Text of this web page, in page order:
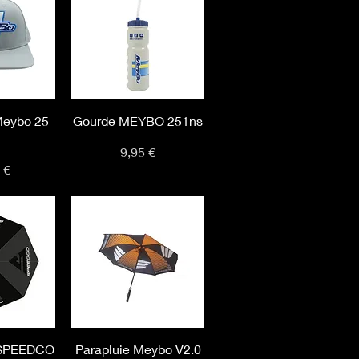
25
€
Aperçu rapide
Gourde MEYBO 251ns
Prix
9,95 €
Aperçu rapide
Parapluie Meybo V2.0